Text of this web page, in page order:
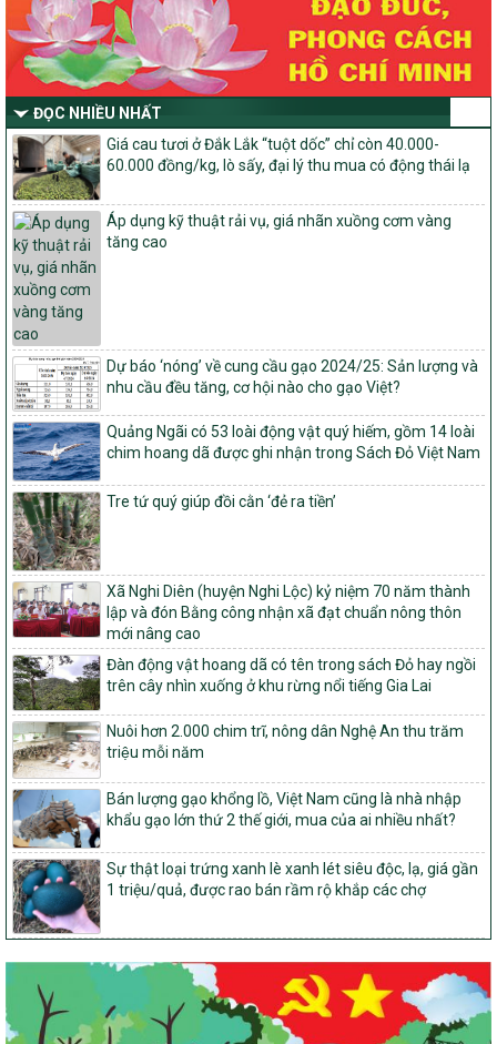
mục tiêu quốc gia xây dựng nông thôn mới, giảm nghèo bền
vững và phát triển kinh tế – xã hội vùng đồng bào dân tộc thiểu
số và miền núi giai đoạn 2026-2030 thuộc phạm vi quản lý nhà
nước của Bộ Nông nghiệp và Môi trường
Quyết định số: 26/2026/QĐ-TTg
Quyết định ban hành Bộ tiêu chí và quy trình đánh giá, phân hạng
sản phẩm Mỗi xã một sản phẩm
số: 19/2026/QĐ-TTg
Quy định điều kiện, trình tự, thủ tục, hồ sơ xét, công nhận, công bố
và thu hồi quyết định công nhận xã đạt chuẩn nông thôn mới, xã
đạt nông thôn mới hiện đại và tỉnh, thành phố hoàn thành nhiệm
vụ xây dựng nông thôn mới giai đoạn 2026 – 2030
Quyết định số 16/2026/QĐ-TTg
Quy định nguyên tắc, tiêu chí, định mức phân bổ ngân sách trung
ương và tỉ lệ vốn đối ứng ngân sách của địa phương thực hiện
Chương trình mục tiêu quốc gia xây dựng nông thôn mới, giảm
nghèo bền vững và phát triển kinh tế – xã hội vùng đồng bào dân
tộc thiểu số và miền núi giai đoạn 2026 – 2030
1451/QĐ-UBND
Phê duyệt danh sách các xã thuộc nhóm 1, nhóm 2, nhóm 3
trong xây dựng nông thôn mới giai đoạn 2026-2030 trên địa bàn
tỉnh Nghệ An
103/PTNT-NTM
Về việc đăng ký thực hiện Dự án liên kết theo chuỗi giá trị thuộc
Dự án 2 – Chương trình Mục tiêu quốc gia Giảm nghèo bền vững
giai đoạn 2021-2025 được kéo dài sang năm 2026
827/QĐ-BNNMT
Quyết định Ban hành Kế hoạch triển khai thực hiện Chương trình
mục tiêu quốc gia xây dựng nông thôn mới, giảm nghèo bền
vững và phát triển kinh tế – xã hội vùng đồng bào dân tộc thiểu
số và miền núi giai đoạn 2026-2035, giai đoạn I: Từ năm 2026
đến năm 2030
14/2026/TT-BNNMT
Hướng dẫn thực hiện một số nội dung tiêu chí, điều kiện thuộc Bộ
tiêu chí quốc gia về nông thôn mới giai đoạn 2026 – 2030 thuộc
phạm vi quản lý nhà nước của Bộ Nông nghiệp và Môi trường
417/QĐ-BNNMT
Phê duyệt Chương trình mục tiêu quốc gia xây dựng nông thôn
mới, giảm nghèo bền vững và phát triển kinh tế – xã hội vùng
đồng bào dân tộc thiểu số và miền núi giai đoạn 2026-2035, giai
đoạn I: Từ năm 2026 đến năm 2030
Nghị quyết số 08/2026/NQ-HĐND
Quy định nguyên tắc, tiêu chí, định mức phân bổ ngân sách trung
ĐỌC NHIỀU NHẤT
Giá cau tươi ở Đắk Lắk “tuột dốc” chỉ còn 40.000-
60.000 đồng/kg, lò sấy, đại lý thu mua có động thái lạ
Áp dụng kỹ thuật rải vụ, giá nhãn xuồng cơm vàng
tăng cao
Dự báo ‘nóng’ về cung cầu gạo 2024/25: Sản lượng và
nhu cầu đều tăng, cơ hội nào cho gạo Việt?
Quảng Ngãi có 53 loài động vật quý hiếm, gồm 14 loài
chim hoang dã được ghi nhận trong Sách Đỏ Việt Nam
Tre tứ quý giúp đồi cằn ‘đẻ ra tiền’
Xã Nghi Diên (huyện Nghi Lộc) kỷ niệm 70 năm thành
lập và đón Bằng công nhận xã đạt chuẩn nông thôn
mới nâng cao
Đàn động vật hoang dã có tên trong sách Đỏ hay ngồi
trên cây nhìn xuống ở khu rừng nổi tiếng Gia Lai
Nuôi hơn 2.000 chim trĩ, nông dân Nghệ An thu trăm
triệu mỗi năm
Bán lượng gạo khổng lồ, Việt Nam cũng là nhà nhập
khẩu gạo lớn thứ 2 thế giới, mua của ai nhiều nhất?
Sự thật loại trứng xanh lè xanh lét siêu độc, lạ, giá gần
1 triệu/quả, được rao bán rầm rộ khắp các chợ